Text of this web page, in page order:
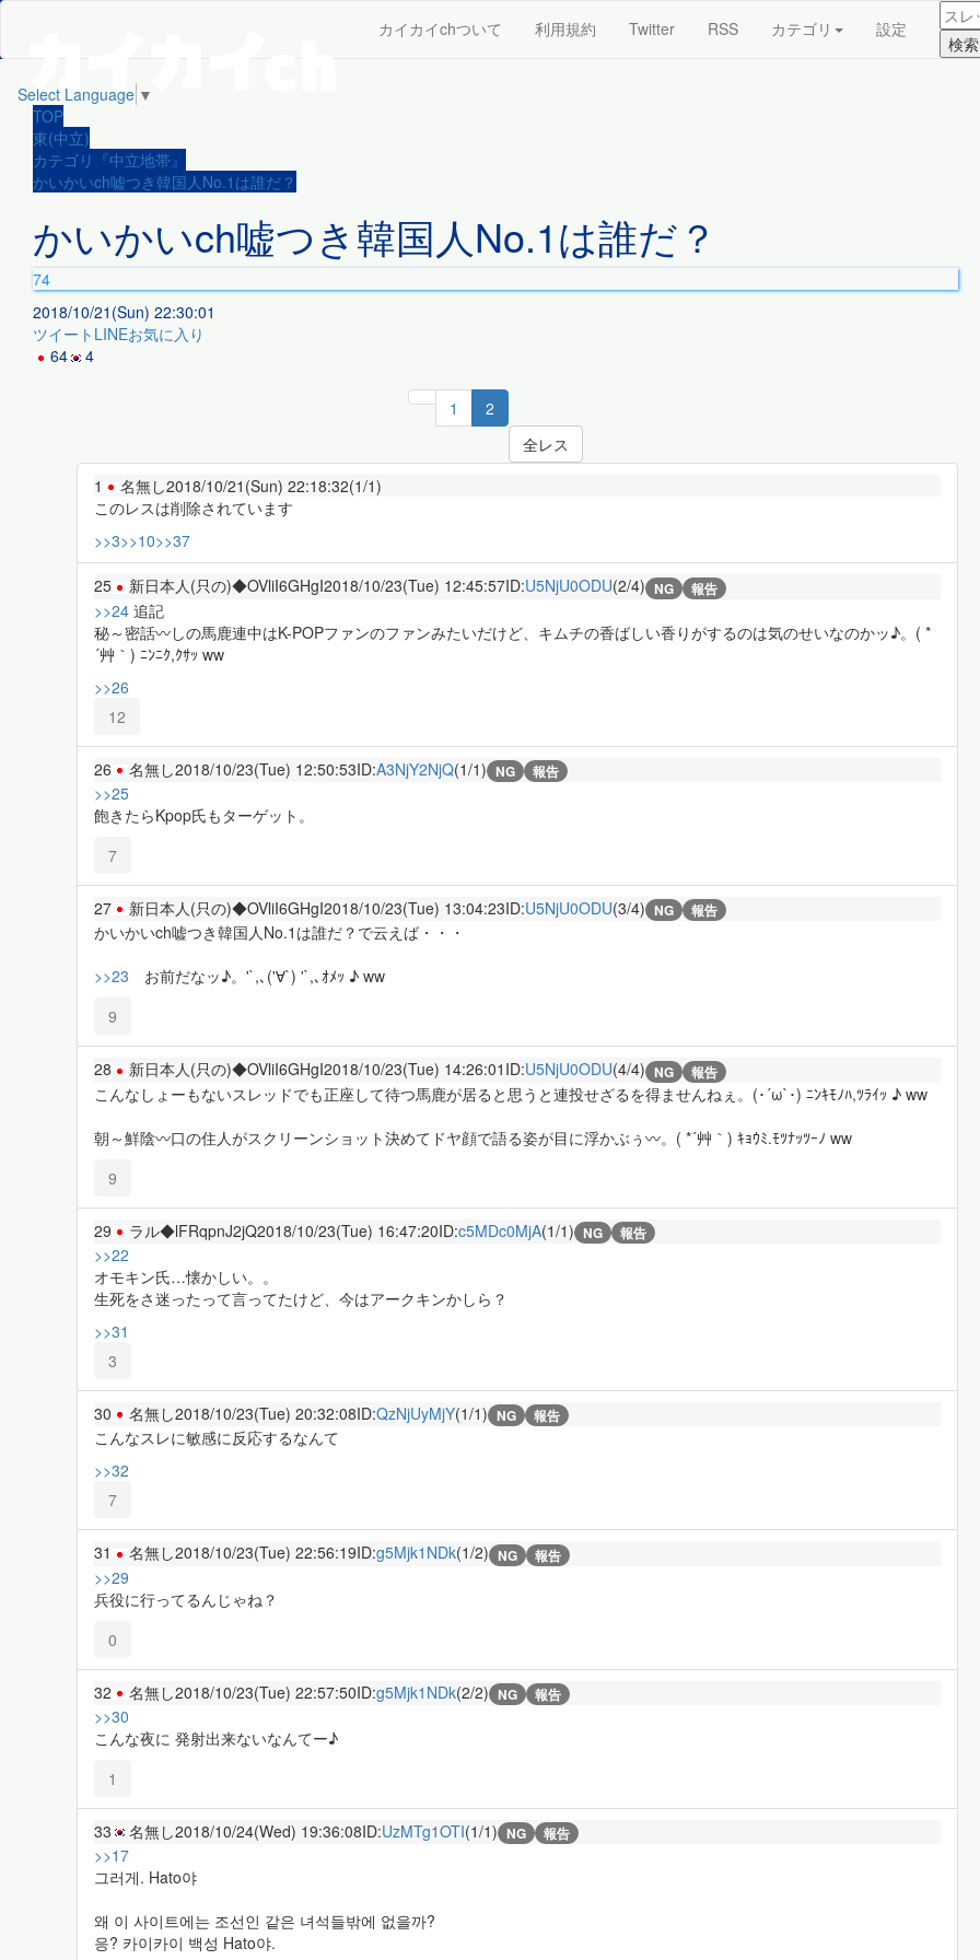
カイカイchついて 利用規約 Twitter RSS カテゴリ 設定
Select Language ▼
TOP
東(中立)
カテゴリ『中立地帯』
かいかいch嘘つき韓国人No.1は誰だ？
かいかいch嘘つき韓国人No.1は誰だ？
74
2018/10/21(Sun) 22:30:01
ツイート LINEお気に入り
64
4
1
2
全レス
1
名無し2018/10/21(Sun) 22:18:32(1/1)
このレスは削除されています
>>3>>10>>37
25 新日本人(只の)◆OVliI6GHgI2018/10/23(Tue) 12:45:57ID:U5NjU0ODU(2/4) NG 報告
>>24 追記
秘～密話〰しの馬鹿連中はK-POPファンのファンみたいだけど、キムチの香ばしい香りがするのは気のせいなのかッ♪。( *
´艸｀) ﾆﾝﾆｸ,ｸｻｯ ww
>>26
12
26 名無し2018/10/23(Tue) 12:50:53ID:A3NjY2NjQ(1/1) NG 報告
>>25
飽きたらKpop氏もターゲット。
7
27 新日本人(只の)◆OVliI6GHgI2018/10/23(Tue) 13:04:23ID:U5NjU0ODU(3/4) NG 報告
かいかいch嘘つき韓国人No.1は誰だ？で云えば・・・
>>23 お前だなッ♪。'`,､('∀`) '`,､ｵﾒｯ ♪ ww
9
28 新日本人(只の)◆OVliI6GHgI2018/10/23(Tue) 14:26:01 ID:U5NjU0ODU(4/4) NG 報告
こんなしょーもないスレッドでも正座して待つ馬鹿が居ると思うと連投せざるを得ませんねぇ。(･´ω`･) ﾆﾝｷﾓﾉﾊ,ﾂﾗｲｯ ♪ ww
朝～鮮陰〰口の住人がスクリーンショット決めてドヤ顔で語る姿が目に浮かぶぅ〰。( *´艸｀) ｷｮｳﾐ.ﾓﾂﾅｯﾂｰﾉ ww
9
29 ラル◆lFRqpnJ2jQ2018/10/23(Tue) 16:47:20ID:c5MDc0MjA(1/1) NG 報告
>>22
オモキン氏…懐かしい。。
生死をさ迷ったって言ってたけど、今はアークキンかしら？
>>31
3
30 名無し2018/10/23(Tue) 20:32:08ID:QzNjUyMjY(1/1) NG 報告
こんなスレに敏感に反応するなんて
>>32
7
31 名無し2018/10/23(Tue) 22:56:19ID:g5Mjk1NDk(1/2) NG 報告
>>29
兵役に行ってるんじゃね？
0
32 名無し2018/10/23(Tue) 22:57:50ID:g5Mjk1NDk(2/2) NG 報告
>>30
こんな夜に 発射出来ないなんてー♪
1
33 名無し2018/10/24(Wed) 19:36:08ID:UzMTg1OTI(1/1) NG 報告
>>17
그러게. Hato야
왜 이 사이트에는 조선인 같은 녀석들밖에 없을까?
응? 카이카이 백성 Hato야.